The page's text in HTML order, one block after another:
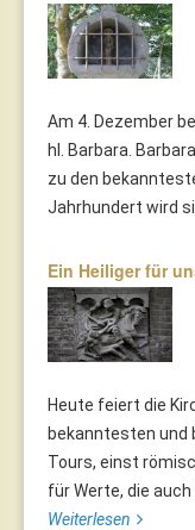
Am 4. Dezember
hl. Barbara.
zu den
Jahrhundert wird
Ein Heiliger für
Heute feiert die
bekanntesten und
Tours, einst
für Werte, die auch
Weiterlesen